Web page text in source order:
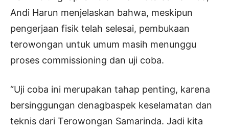
Andi Harun menjelaskan bahwa, meskipun
pengerjaan fisik telah selesai, pembukaan
terowongan untuk umum masih menunggu
proses commissioning dan uji coba.
“Uji coba ini merupakan tahap penting, karena
bersinggungan denagbaspek keselamatan dan
teknis dari Terowongan Samarinda. Jadi kita